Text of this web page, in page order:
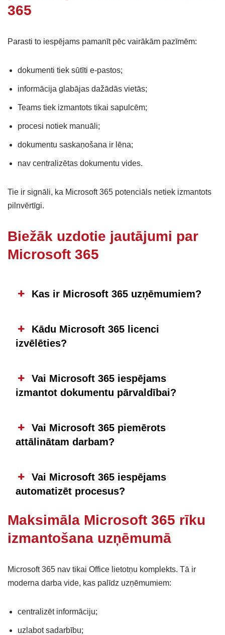
365
Parasti to iespējams pamanīt pēc vairākām pazīmēm:
dokumenti tiek sūtīti e-pastos;
informācija glabājas dažādās vietās;
Teams tiek izmantots tikai sapulcēm;
procesi notiek manuāli;
dokumentu saskaņošana ir lēna;
nav centralizētas dokumentu vides.
Tie ir signāli, ka Microsoft 365 potenciāls netiek izmantots
pilnvērtīgi.
Biežāk uzdotie jautājumi par
Microsoft 365
Kas ir Microsoft 365 uzņēmumiem?
Kādu Microsoft 365 licenci
izvēlēties?
Vai Microsoft 365 iespējams
izmantot dokumentu pārvaldībai?
Vai Microsoft 365 piemērots
attālinātam darbam?
Vai Microsoft 365 iespējams
automatizēt procesus?
Maksimāla Microsoft 365 rīku
izmantošana uzņēmumā
Microsoft 365 nav tikai Office lietotņu komplekts. Tā ir
moderna darba vide, kas palīdz uzņēmumiem:
centralizēt informāciju;
uzlabot sadarbību;